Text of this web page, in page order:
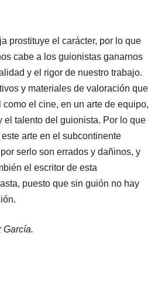
prostituye el carácter, por lo que
cabe a los guionistas ganarnos
y el rigor de nuestro trabajo.
y materiales de valoración que
el cine, en un arte de equipo,
el talento del guionista. Por lo que
arte en el subcontinente
serlo son errados y dañinos, y
el escritor de esta
puesto que sin guión no hay
García.